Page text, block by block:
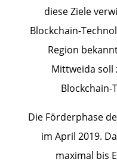
diese Ziele
Blockchain-
Region
Mittweida soll
Blockchain-
Die Förderphase
im April 2019.
maximal bis